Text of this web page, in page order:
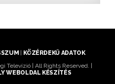
| KÖZÉRDEKŰ ADATOK
Televízió | All Rights Reserved. |
WEBOLDAL KÉSZÍTÉS